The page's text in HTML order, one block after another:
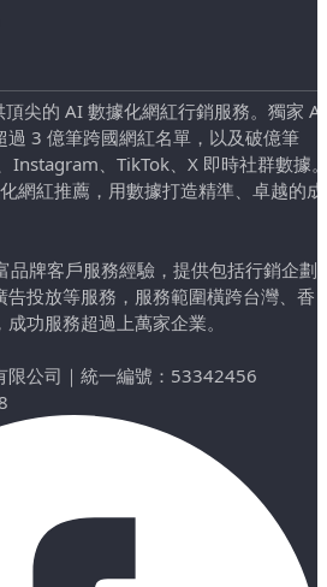
尖的 AI 數據化網紅行銷服務。獨家 AI
過 3 億筆跨國網紅名單，以及破億筆
Instagram、TikTok、X 即時社群數據
網紅推薦，用數據打造精準、卓越的成
品牌客戶服務經驗，提供包括行銷企劃
投放等服務，服務範圍橫跨台灣、香
功服務超過上萬家企業。
限公司 ｜ 統一編號：53342456